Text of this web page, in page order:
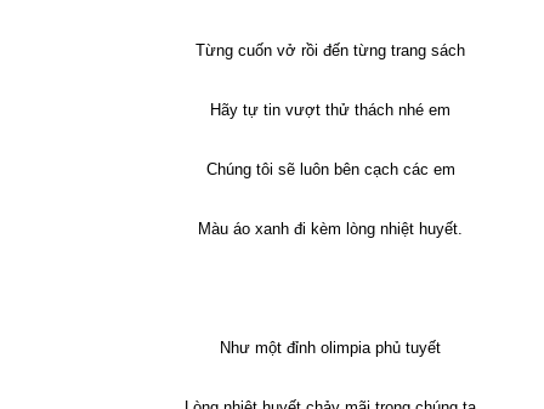
Từng cuốn vở rồi đến từng trang sách
Hãy tự tin vượt thử thách nhé em
Chúng tôi sẽ luôn bên cạch các em
Màu áo xanh đi kèm lòng nhiệt huyết.
Như một đỉnh olimpia phủ tuyết